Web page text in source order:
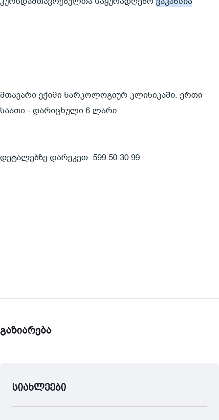
მთავარი ექიმი ნარკოლოგიურ კლინიკაში. ერთი
საათი - დარიცხული 6 ლარი.
დეტალებზე დარეკეთ: 599 50 30 99
გაზიარება
სიახლეები